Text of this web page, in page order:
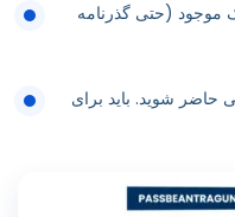
موجود (حتی گذرنامه
حاضر شوید. باید برای